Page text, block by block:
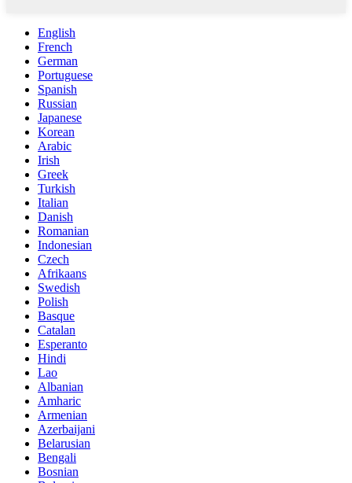
English
French
German
Portuguese
Spanish
Russian
Japanese
Korean
Arabic
Irish
Greek
Turkish
Italian
Danish
Romanian
Indonesian
Czech
Afrikaans
Swedish
Polish
Basque
Catalan
Esperanto
Hindi
Lao
Albanian
Amharic
Armenian
Azerbaijani
Belarusian
Bengali
Bosnian